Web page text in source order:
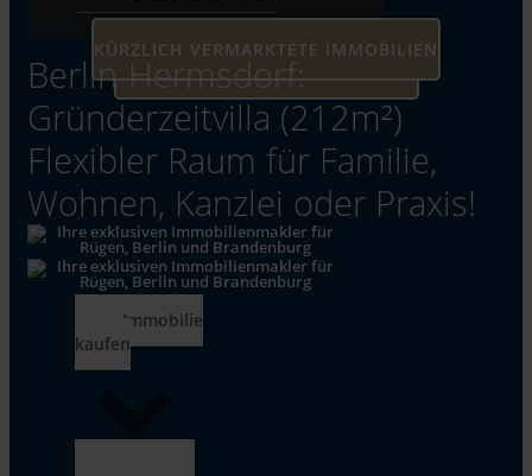
UNSERE AKTUELLEN IMMOBILIEN
KÜRZLICH VERMARKTETE IMMOBILIEN
Berlin-Hermsdorf:
Gründerzeitvilla (212m²)
Flexibler Raum für Familie,
Wohnen, Kanzlei oder Praxis!
Immobilie
kaufen